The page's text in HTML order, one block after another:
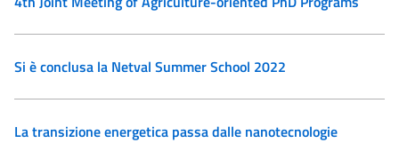
Si è conclusa la Netval Summer School 2022
La transizione energetica passa dalle nanotecnologie